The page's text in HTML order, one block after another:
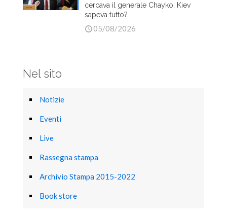
cercava il generale Chayko, Kiev
sapeva tutto?
05/08/2026
Nel sito
Notizie
Eventi
Live
Rassegna stampa
Archivio Stampa 2015-2022
Book store